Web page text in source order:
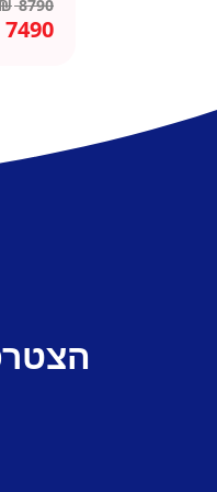
8790
7490